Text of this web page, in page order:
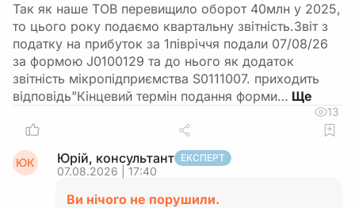
Так як наше ТОВ перевищило оборот 40млн у 2025,
то цього року подаємо квартальну звітність.Звіт з
податку на прибуток за 1півріччя подали 07/08/26
за формою J0100129 та до нього як додаток
звітність мікропідприємства S0111007. приходить
відповідь"Кінцевий термін подання форми…
13
ЮК Юрій, консультант ЕКСПЕРТ
07.08.2026 | 17:40
Ви нічого не порушили.